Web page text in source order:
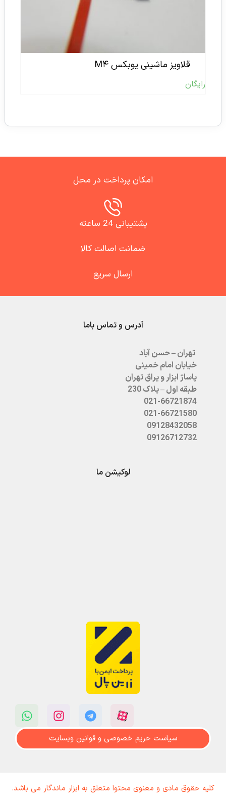
قلاویز ماشینی یوبکس M۴
رایگان
امکان پرداخت در محل
پشتیبانی 24 ساعته
ضمانت اصالت کالا
ارسال سریع
آدرس و تماس باما
تهران – حسن آباد
خیابان امام خمینی
پاساژ ابزار و یراق تهران
طبقه اول – پلاک 230
021-66721874
021-66721580
09128432058
09126712732
لوکیشن ما
سیاست حریم خصوصی و قوانین وبسایت
کلیه حقوق مادی و معنوی محتوا متعلق به ابزار ماندگار می باشد.